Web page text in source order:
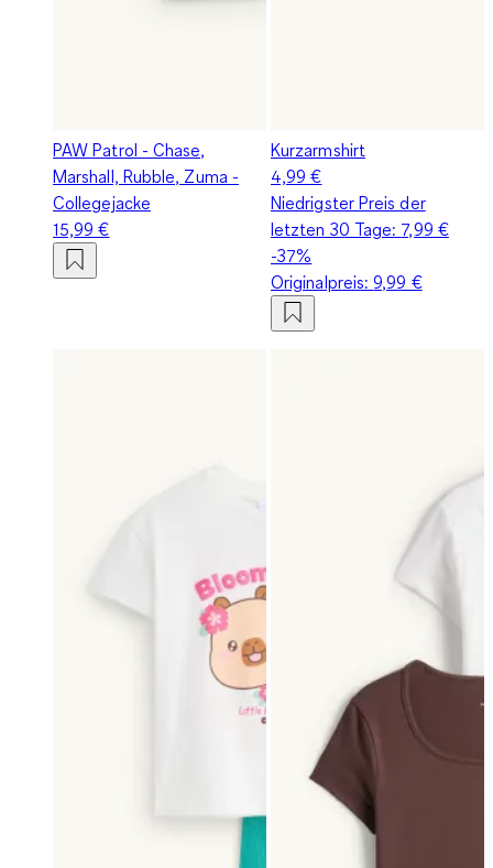
PAW Patrol - Chase,
Marshall, Rubble, Zuma -
Collegejacke
15,99 €
Kurzarmshirt
4,99 €
Niedrigster Preis der
letzten 30 Tage: 7,99 €
-37%
Originalpreis:9,99 €